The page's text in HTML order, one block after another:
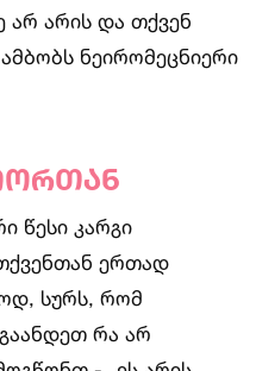
არის და თქვენ
ნეირომეცნიერი
წესი კარგი
ერთად
სურს, რომ
რა არ